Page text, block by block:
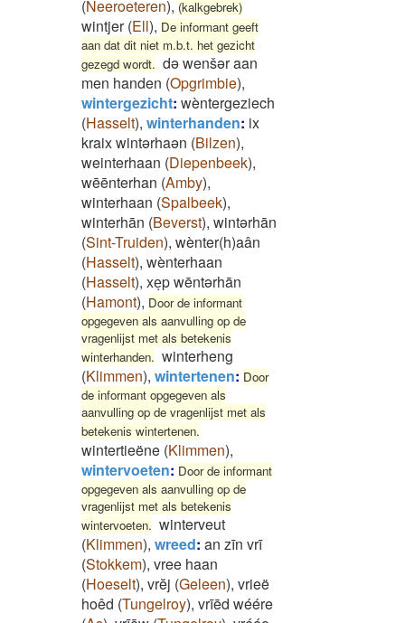
(Neeroeteren), (kalkgebrek)
wintjer(Ell), De informant geeft
aan dat dit niet m.b.t. het gezicht
gezegd wordt. də wenšər aan
men handen (Opgrimbie),
wintergezicht: wèntergeziech
(Hasselt), winterhanden: ix
kraix wintərhaən (Bilzen),
weinterhaan (Diepenbeek),
wēēnterhan (Amby),
winterhaan (Spalbeek),
winterhān (Beverst), wintərhān
(Sint-Truiden), wènter(h)aân
(Hasselt), wènterhaan
(Hasselt), xeͅp wēntərhān
(Hamont), Door de informant
opgegeven als aanvulling op de
vragenlijst met als betekenis
winterhanden. winterheng
(Klimmen), wintertenen: Door
de informant opgegeven als
aanvulling op de vragenlijst met als
betekenis wintertenen.
wintertieëne (Klimmen),
wintervoeten: Door de informant
opgegeven als aanvulling op de
vragenlijst met als betekenis
wintervoeten. winterveut
(Klimmen), wreed: an zīn vrī
(Stokkem), vree haan
(Hoeselt), vrĕj (Geleen), vrieë
hoêd (Tungelroy), vrīēd wéére